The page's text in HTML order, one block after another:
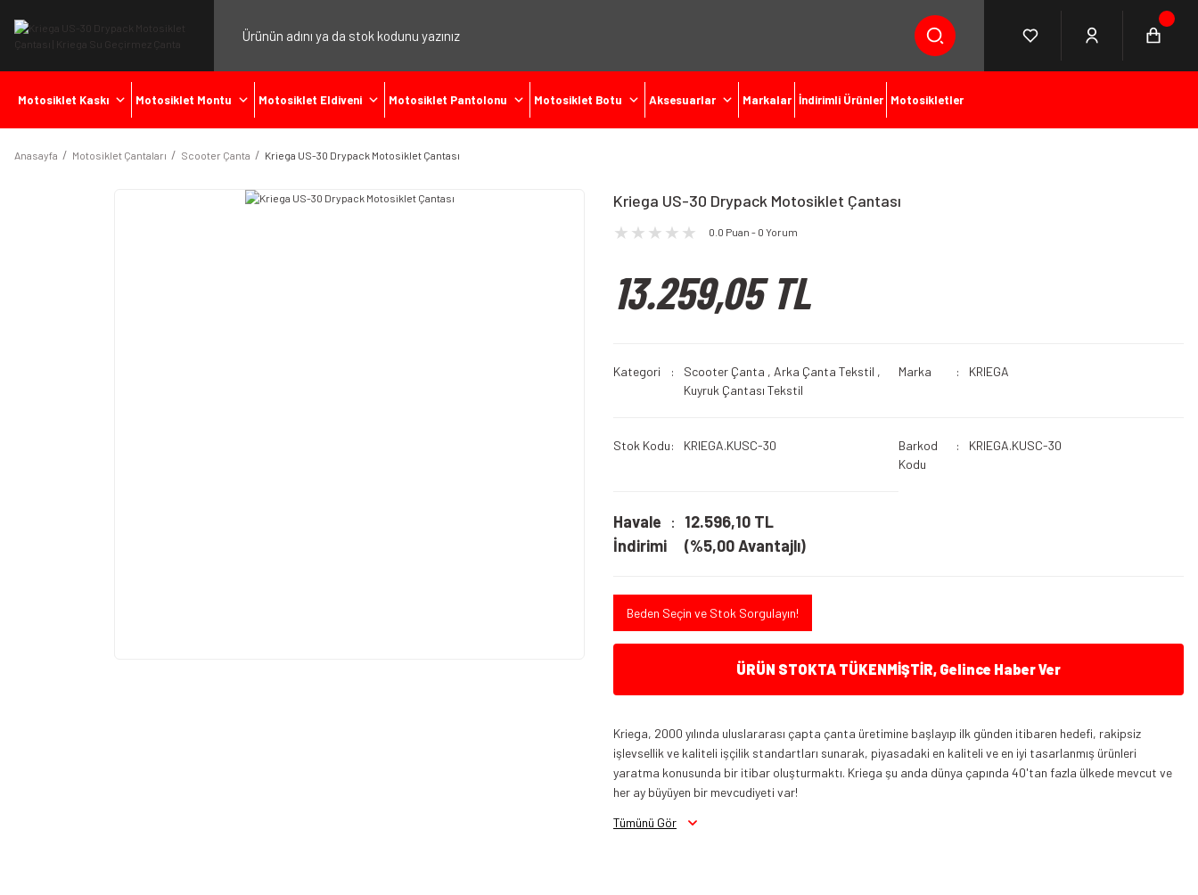
Motosiklet Kaskı Motosiklet Montu Motosiklet Eldiveni Motosiklet Pantolonu Motosiklet Botu Aksesuarlar Markalar İndirimli Ürünler Motosikletler
Anasayfa Motosiklet Çantaları Scooter Çanta Kriega US-30 Drypack Motosiklet Çantası
Kriega US-30 Drypack Motosiklet Çantası
0.0 Puan - 0 Yorum
13.259,05 TL
Kategori Scooter Çanta , Arka Çanta Tekstil ,
Kuyruk Çantası Tekstil
Marka KRIEGA
Stok Kodu KRIEGA.KUSC-30
Barkod
Kodu
KRIEGA.KUSC-30
Havale
İndirimi
12.596,10 TL
(%5,00 Avantajlı)
Beden Seçin ve Stok Sorgulayın!
ÜRÜN STOKTA TÜKENMİŞTİR, Gelince Haber Ver
Kriega, 2000 yılında uluslararası çapta çanta üretimine başlayıp ilk günden itibaren hedefi, rakipsiz
işlevsellik ve kaliteli işçilik standartları sunarak, piyasadaki en kaliteli ve en iyi tasarlanmış ürünleri
yaratma konusunda bir itibar oluşturmaktı. Kriega şu anda dünya çapında 40'tan fazla ülkede mevcut ve
her ay büyüyen bir mevcudiyeti var!
Tümünü Gör